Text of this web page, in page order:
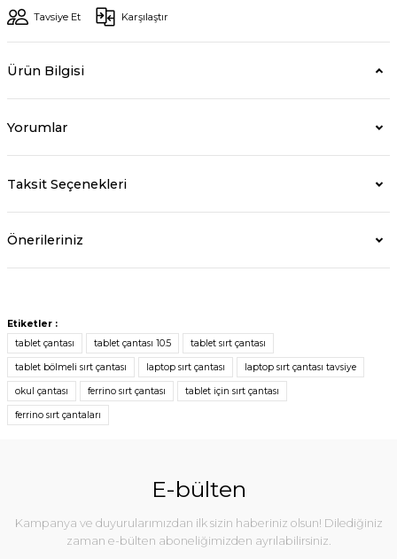
Tavsiye Et Karşılaştır
Ürün Bilgisi
Yorumlar
Taksit Seçenekleri
Önerileriniz
Etiketler :
tablet çantası
tablet çantası 10.5 tablet sırt çantası
tablet bölmeli sırt çantası laptop sırt çantası laptop sırt çantası tavsiye
okul çantası ferrino sırt çantası tablet için sırt çantası
ferrino sırt çantaları
E-bülten
Kampanya ve duyurularımızdan ilk sizin haberiniz olsun! Dilediğiniz
zaman e-bülten aboneliğimizden ayrılabilirsiniz.